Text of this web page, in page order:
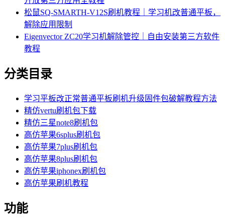
松鼠SQ-SMARTH-V12S刷机教程｜学习机改普通平板，
解除应用限制
Eigenvector ZC20学习机解除管控｜自由安装第三方软件
教程
分类目录
学习平板改正常普通平板刷机升级固件包破解教程方法
精仿vertu刷机包下载
精仿三星note8刷机包
高仿苹果6splus刷机包
高仿苹果7plus刷机包
高仿苹果8plus刷机包
高仿苹果iphonex刷机包
高仿苹果刷机教程
功能